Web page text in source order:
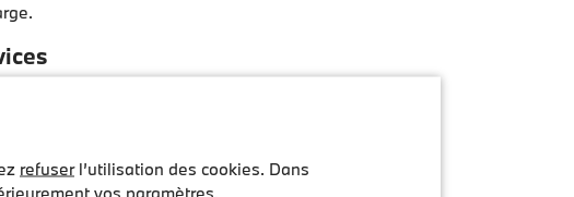
de handicap.
de la Loi BFSG à
d'accessibilité
refuserl’utilisation des cookies. Dans
vos paramètres.